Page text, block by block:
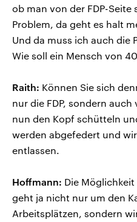
ob man von der FDP-Seite
Problem, da geht es halt
Und da muss ich auch die
Wie soll ein Mensch von
Raith: Können Sie sich
nur die FDP, sondern
nun den Kopf schütteln
werden abgefedert und
entlassen.
Hoffmann: Die
geht ja nicht nur um den
Arbeitsplätzen, sondern